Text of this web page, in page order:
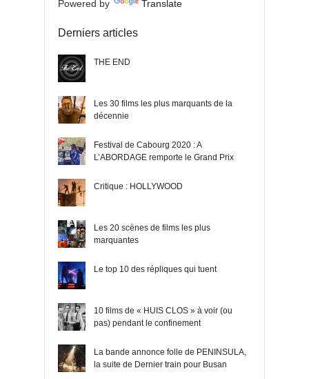
Powered by Translate
Derniers articles
THE END
Les 30 films les plus marquants de la
décennie
Festival de Cabourg 2020 : A
L’ABORDAGE remporte le Grand Prix
Critique : HOLLYWOOD
Les 20 scènes de films les plus
marquantes
Le top 10 des répliques qui tuent
10 films de « HUIS CLOS » à voir (ou
pas) pendant le confinement
La bande annonce folle de PENINSULA,
la suite de Dernier train pour Busan